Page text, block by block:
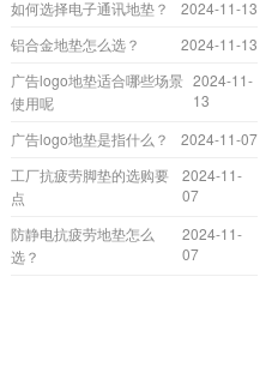
如何选择电子通讯地垫？
2024-11-13
铝合金地垫怎么选？
2024-11-13
广告logo地垫适合哪些场景
使用呢
2024-11-
13
广告logo地垫是指什么？
2024-11-07
工厂抗疲劳脚垫的选购要
点
2024-11-
07
防静电抗疲劳地垫怎么
选？
2024-11-
07